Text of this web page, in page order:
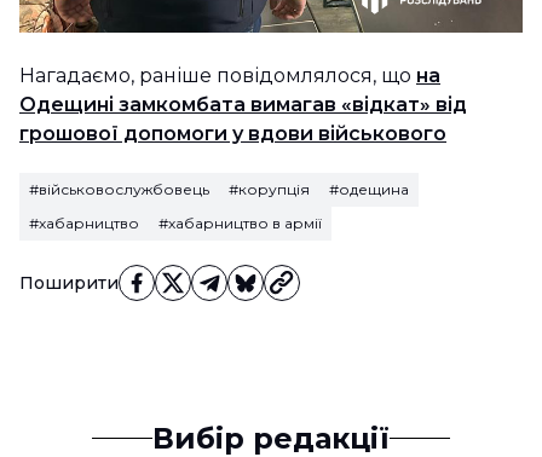
Поширити
Нагадаємо, раніше повідомлялося, що на
Одещині замкомбата вимагав «відкат» від
грошової допомоги у вдови військового
#військовослужбовець #корупція
#одещина
#хабарництво
#хабарництво в армії
Вибір редакції